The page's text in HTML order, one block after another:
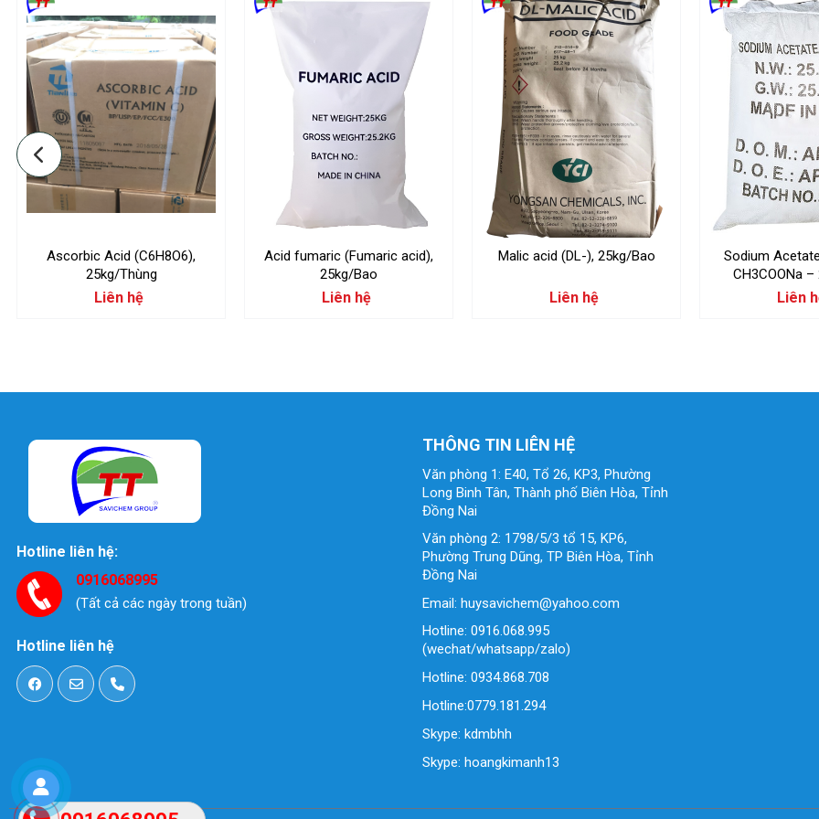
Ascorbic Acid (C6H8O6),
25kg/Thùng
Liên hệ
Acid fumaric (Fumaric acid),
25kg/Bao
Liên hệ
Malic acid (DL-), 25kg/Bao
Liên hệ
Sodium
Liên
Hotline liên hệ:
0916068995
(Tất cả các ngày trong tuần)
Hotline liên hệ
THÔNG TIN LIÊN HỆ
Văn phòng 1: E40, Tổ 26, KP3, Phường
Long Binh Tân, Thành phố Biên Hòa, Tỉnh
Đồng Nai
Văn phòng 2: 1798/5/3 tổ 15, KP6,
Phường Trung Dũng, TP Biên Hòa, Tỉnh
Đồng Nai
Email: huysavichem@yahoo.com
Hotline: 0916.068.995
(wechat/whatsapp/zalo)
Hotline: 0934.868.708
Hotline:0779.181.294
Skype: kdmbhh
Skype: hoangkimanh13